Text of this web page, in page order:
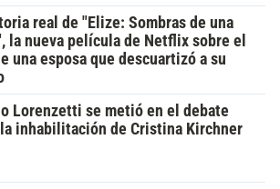
real de "Elize: Sombras de una
la nueva película de Netflix sobre el
una esposa que descuartizó a su
Lorenzetti se metió en el debate
inhabilitación de Cristina Kirchner